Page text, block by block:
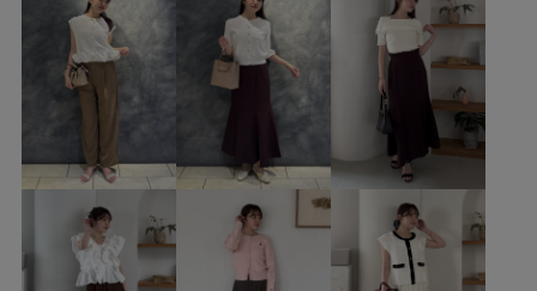
vis_26ss_summergoods vis_26ss_summertops
vis_okazakisae_may Wbag_pickup WEB限定
Web限定カラー Wshoes_pickup きれいめ
さらりとした オフィス オフィスカジュアル
カジュアル コーディネートしやすい
コーディネートのアクセント サイズ調整 シャツ